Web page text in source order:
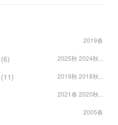
2019春
(6) 2025秋 2024秋...
(11) 2019秋 2018秋...
2021春 2020秋...
2005春